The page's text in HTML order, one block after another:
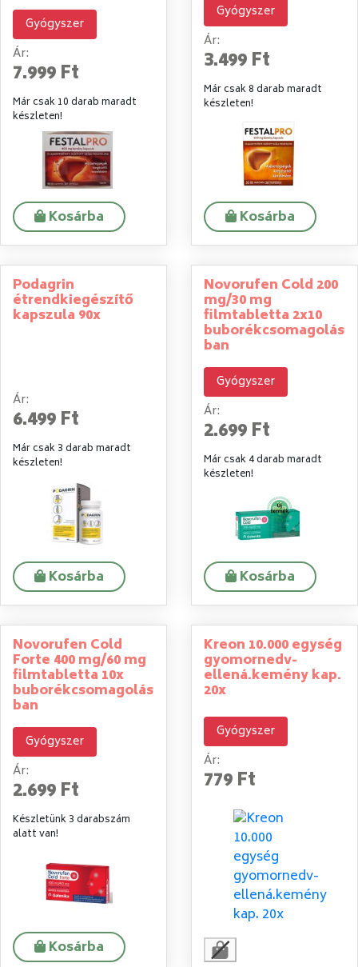
Gyógyszer
Ár:
7.999 Ft
Már csak 10 darab maradt
készleten!
Kosárba
Gyógyszer
Ár:
3.499 Ft
Már csak 8 darab maradt
készleten!
Kosárba
Podagrin
étrendkiegészítő
kapszula 90x
Ár:
6.499 Ft
Már csak 3 darab maradt
készleten!
Kosárba
Novorufen Cold 200
mg/30 mg
filmtabletta 2x10
buborékcsomagolás
ban
Gyógyszer
Ár:
2.699 Ft
Már csak 4 darab maradt
készleten!
Kosárba
Novorufen Cold
Forte 400 mg/60 mg
filmtabletta 10x
buborékcsomagolás
ban
Gyógyszer
Ár:
2.699 Ft
Készletünk 3 darabszám
alatt van!
Kosárba
Kreon 10.000 egység
gyomornedv-
ellená.kemény kap.
20x
Gyógyszer
Ár:
779 Ft